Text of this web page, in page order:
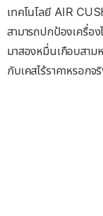
เทคโนโลยี AIR
สามารถปกป้องเครื่อ
มาสองหมื่นเกือบสาม
กับเคสไร้ราคาหรอกจ